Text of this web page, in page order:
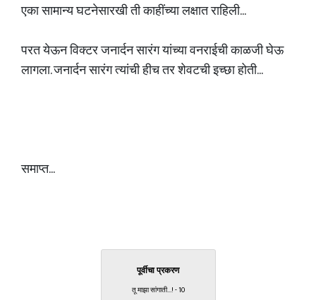
एका सामान्य घटनेसारखी ती काहींच्या लक्षात राहिली...
परत येऊन विक्टर जनार्दन सारंग यांच्या वनराईची काळजी घेऊ
लागला. जनार्दन सारंग त्यांची हीच तर शेवटची इच्छा होती...
समाप्त...
पूर्वीचा प्रकरण
तू माझा सांगाती...! - 10